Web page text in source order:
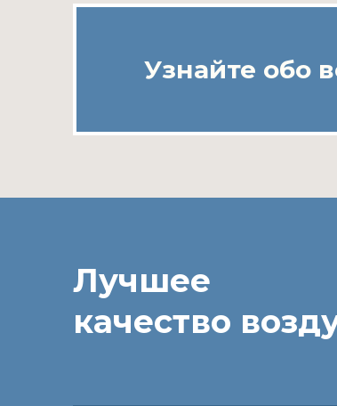
Узнайте обо
Лучшее
качество